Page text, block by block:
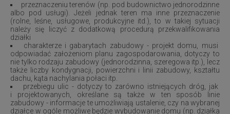
przeznaczeniu terenów (np. pod budownictwo jednorodzinne
albo pod usługi). Jeżeli jednak teren ma inne przeznaczenie
(rolne, leśne, usługowe, produkcyjne itd.), to w takiej sytuacji
należy się liczyć z dodatkową procedurą przekwalifikowania
działki
charakterze i gabarytach zabudowy - projekt domu, musi
odpowiadać założeniom planu zagospodarowania, dotyczy to
nie tylko rodzaju zabudowy (jednorodzinna, szeregowa itp.), lecz
także liczby kondygnacji, powierzchni i linii zabudowy, kształtu
dachu, kąta nachylania połaci itp.
przebiegu ulic - dotyczy to zarówno istniejących dróg, jak
i projektowanych, określane są także w ten sposób linie
zabudowy - informacje te umożliwiają ustalenie, czy na wybranej
działce w ogóle możliwe będzie wybudowanie domu (np. działka